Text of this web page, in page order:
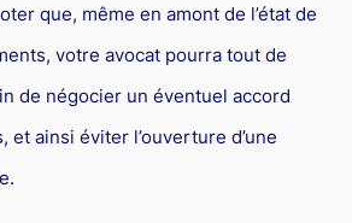
que, même en amont de l’état de
votre avocat pourra tout de
de négocier un éventuel accord
et ainsi éviter l’ouverture d’une